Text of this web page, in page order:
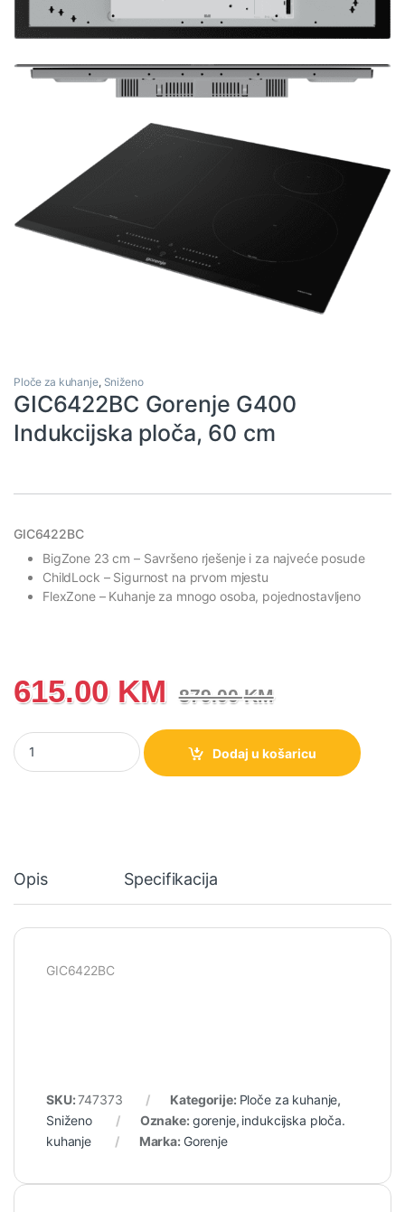
Ploče za kuhanje, Sniženo
GIC6422BC Gorenje G400
Indukcijska ploča, 60 cm
GIC6422BC
BigZone 23 cm– Savršeno rješenje i za najveće posude
ChildLock – Sigurnost na prvom mjestu
FlexZone – Kuhanje za mnogo osoba, pojednostavljeno
615.00 KM 879.00KM
GIC6422BC Gorenje G400 Indukcijska ploča, 60 cm količina
Dodaj u košaricu
Opis Specifikacija
GIC6422BC
SKU:747373 Kategorije: Ploče za kuhanje,
Sniženo
Oznake: gorenje, indukcijska ploča.
kuhanje
Marka: Gorenje